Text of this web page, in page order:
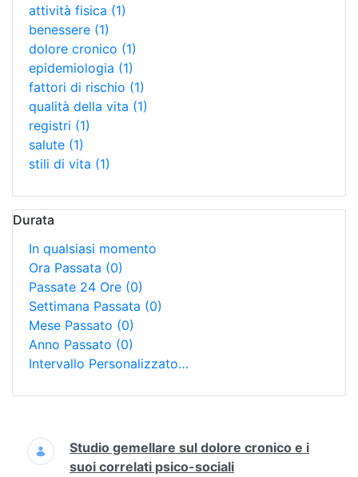
attività fisica (1)
benessere (1)
dolore cronico (1)
epidemiologia (1)
fattori di rischio (1)
qualità della vita (1)
registri (1)
salute (1)
stili di vita (1)
Durata
In qualsiasi momento
Ora Passata (0)
Passate 24 Ore (0)
Settimana Passata (0)
Mese Passato (0)
Anno Passato (0)
Intervallo Personalizzato…
Ricerca
Studio gemellare sul dolore cronico e i
suoi correlati psico-sociali